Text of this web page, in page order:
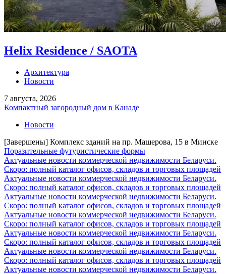
Helix Residence / SAOTA
Архитектура
Новости
7 августа, 2026
Компактный загородный дом в Канаде
Новости
[Завершены] Комплекс зданий на пр. Машерова, 15 в Минске
Поразительные футуристические формы
Актуальные новости коммерческой недвижимости Беларуси.
Скоро: полный каталог офисов, складов и торговых площадей
Актуальные новости коммерческой недвижимости Беларуси.
Скоро: полный каталог офисов, складов и торговых площадей
Актуальные новости коммерческой недвижимости Беларуси.
Скоро: полный каталог офисов, складов и торговых площадей
Актуальные новости коммерческой недвижимости Беларуси.
Скоро: полный каталог офисов, складов и торговых площадей
Актуальные новости коммерческой недвижимости Беларуси.
Скоро: полный каталог офисов, складов и торговых площадей
Актуальные новости коммерческой недвижимости Беларуси.
Скоро: полный каталог офисов, складов и торговых площадей
Актуальные новости коммерческой недвижимости Беларуси.